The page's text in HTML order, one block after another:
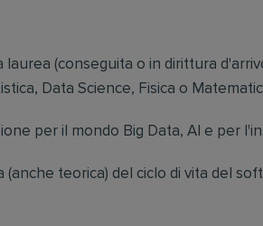
laurea (conseguita o in dirittura
Data Science, Fisica o
per il mondo Big Data, AI e per
(anche teorica) del ciclo di vita del